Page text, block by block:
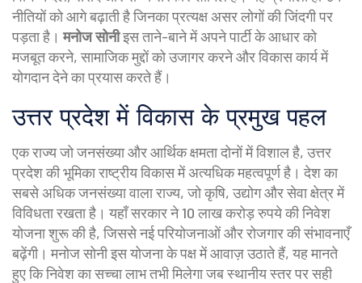
नीतियों को आगे बढ़ाती है जिनका प्रत्यक्ष असर लोगों की जिंदगी पर
पड़ता है।मनोज सोनीइस ताने-बाने में अपने पार्टी के आधार को
मजबूत करने, सामाजिक मुद्दों को उजागर करने और विकास कार्य में
योगदान देने का प्रयास करते हैं।
उत्तर प्रदेश में विकास के प्रमुख पहल
एक राज्य जो जनसंख्या और आर्थिक क्षमता दोनों में विशाल है,उत्तर
प्रदेशकी भूमिका राष्ट्रीय विकास में अत्यधिक महत्वपूर्ण है।देश का
सबसे अधिक जनसंख्या वाला राज्य, जो कृषि, उद्योग और सेवा क्षेत्र में
विविधता रखता है । यहाँ सरकार ने 10 लाख करोड़ रुपये की निवेश
योजना शुरू की है, जिससे नई परियोजनाओं और रोजगार की संभावनाएँ
बढ़ेंगी। मनोज सोनी इस योजना के पक्ष में आवाज़ उठाते हैं, यह मानते
हुए कि निवेश का सच्चा लाभ तभी मिलेगा जब स्थानीय स्तर पर सही